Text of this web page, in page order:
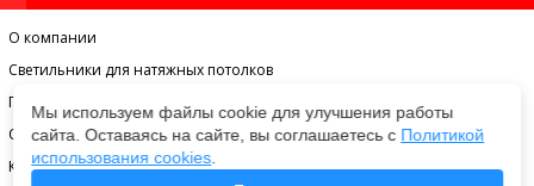
Мы используем файлы cookie для улучшения работы
сайта. Оставаясь на сайте, вы соглашаетесь с Политикой
использования cookies
О компании
Светильники для натяжных потолков
Галерея
Отзывы
Контакты